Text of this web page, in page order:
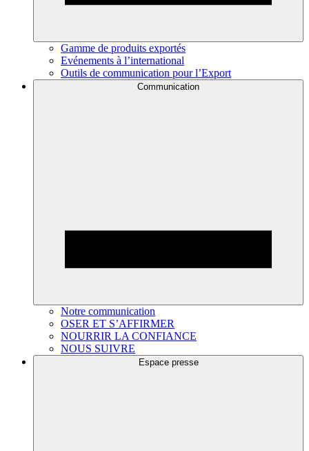
Gamme de produits exportés
Evénements à l’international
Outils de communication pour l’Export
Communication
Notre communication
OSER ET S’AFFIRMER
NOURRIR LA CONFIANCE
NOUS SUIVRE
Espace presse